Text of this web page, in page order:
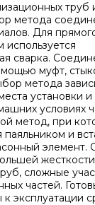
труб
метода
Для
используется
сварка.
муфт,
метода
установки и
условиях
метод, при
и
элемент.
жесткости
сложные
частей.
эксплуатации